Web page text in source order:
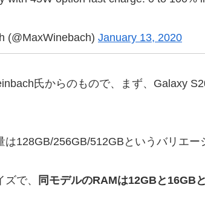
(@MaxWinebach) January 13, 2020
氏からのもので、まず、Galaxy
128GB/256GB/512GBというバリエー
で、 同モデルのRAMは12GBと16GB